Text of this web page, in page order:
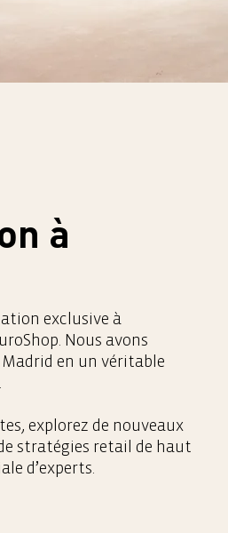
à
exclusive à
Nous avons
en un véritable
explorez de nouveaux
stratégies retail de haut
d’experts.